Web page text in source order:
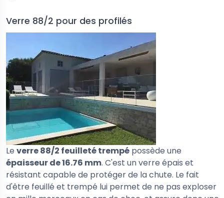
Verre 88/2 pour des profilés
Le verre 88/2 feuilleté trempé possède une
épaisseur de 16.76 mm. C'est un verre épais et
résistant capable de protéger de la chute. Le fait
d'être feuillé et trempé lui permet de ne pas exploser